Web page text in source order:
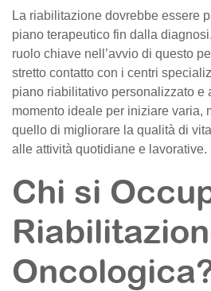
La riabilitazione dovrebbe essere
piano terapeutico fin dalla
ruolo chiave nell’avvio di questo
stretto contatto con i centri
piano riabilitativo personalizzato e
momento ideale per iniziare varia,
quello di migliorare la qualità di
alle attività quotidiane e lavorative.
Chi si